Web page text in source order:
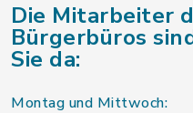
Die Mitarbeiter
Bürgerbüros
Sie da:
Montag und Mittwoch: